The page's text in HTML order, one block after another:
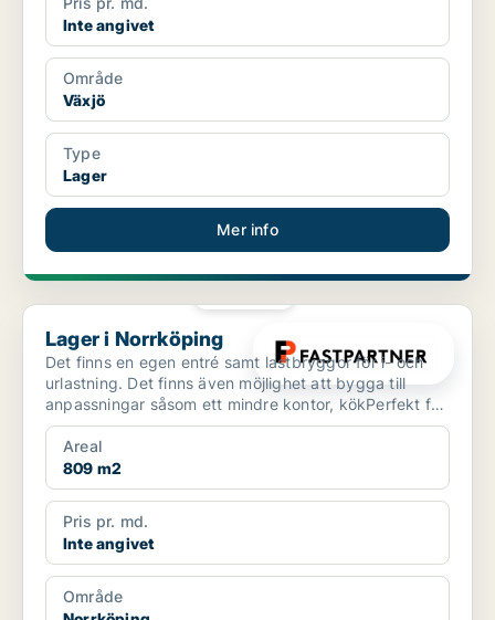
Inte angivet
Område
Växjö
Type
Lager
Mer info
Lager i Norrköping
Lager i Norrköping
Det finns en egen entré samt lastbryggor för i- och
urlastning. Det finns även möjlighet att bygga till
anpassningar såsom ett mindre kontor, kökPerfekt för
...
Areal
809 m2
Pris pr. md.
Inte angivet
Område